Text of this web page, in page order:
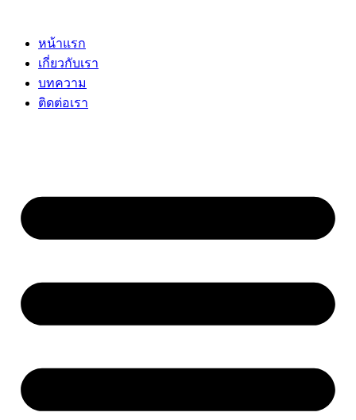
contentหน้าแรก
เกี่ยวกับเรา
บทความ
ติดต่อเรา